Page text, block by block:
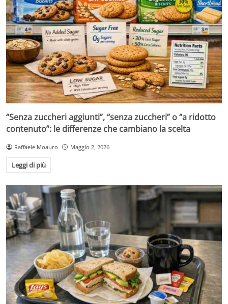
“Senza zuccheri aggiunti”, “senza zuccheri” o “a ridotto
contenuto”: le differenze che cambiano la scelta
Raffaele Moauro Maggio 2, 2026
Leggi di più